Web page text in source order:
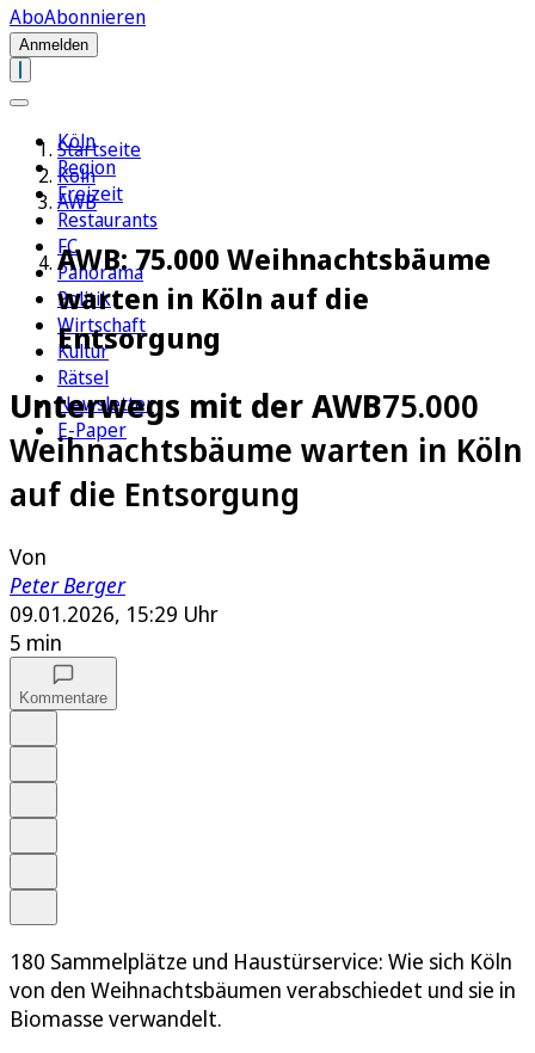
AboAbonnieren
Anmelden
Köln
Region
Freizeit
Restaurants
FC
Panorama
Politik
Wirtschaft
Kultur
Rätsel
Newsletter
E-Paper
Startseite
Köln
AWB
AWB: 75.000 Weihnachtsbäume
warten in Köln auf die
Entsorgung
Unterwegs mit der AWB75.000
Weihnachtsbäume warten in Köln
auf die Entsorgung
Von
Peter Berger
09.01.2026, 15:29 Uhr
5 min
Kommentare
180 Sammelplätze und Haustürservice: Wie sich Köln
von den Weihnachtsbäumen verabschiedet und sie in
Biomasse verwandelt.